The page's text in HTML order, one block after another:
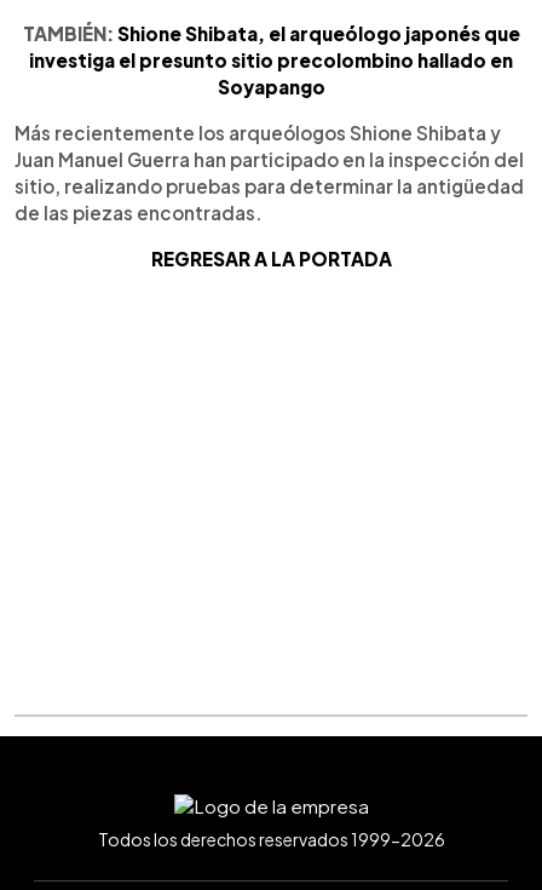
TAMBIÉN: Shione Shibata, el arqueólogo japonés que
investiga el presunto sitio precolombino hallado en
Soyapango
Más recientemente los arqueólogos Shione Shibata y
Juan Manuel Guerra han participado en la inspección del
sitio, realizando pruebas para determinar la antigüedad
de las piezas encontradas.
REGRESAR A LA PORTADA
Todos los derechos reservados 1999-2026